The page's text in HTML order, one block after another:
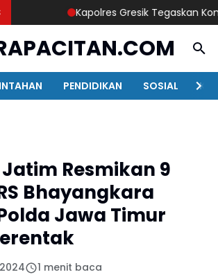
Kapolres Gresik Tegaskan
PENDIDIKAN SOSIAL
Resmikan 9
Bhayangkara
Jawa Timur
1 menit baca